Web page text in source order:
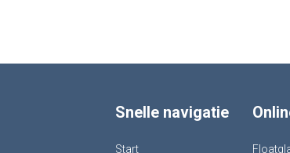
Snelle navigatie
Start